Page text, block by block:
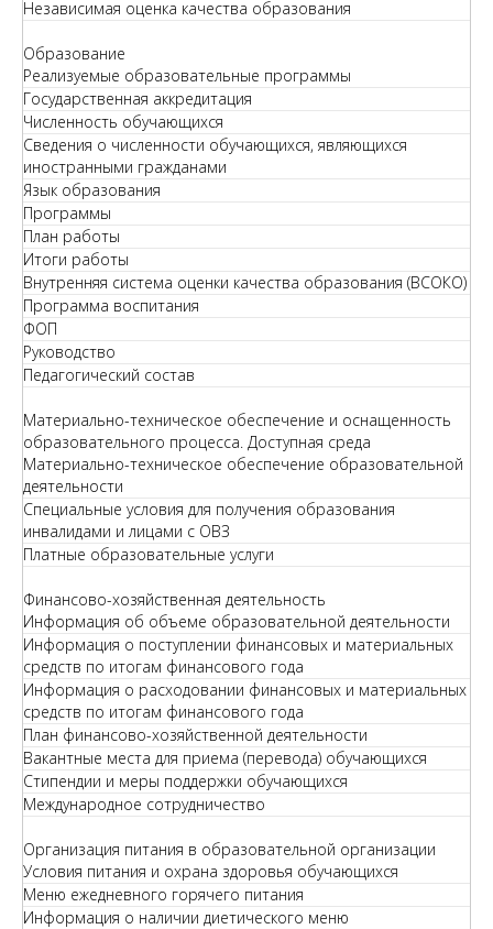
Независимая оценка качества образования
Образование
Реализуемые образовательные программы
Государственная аккредитация
Численность обучающихся
Сведения о численности обучающихся, являющихся
иностранными гражданами
Язык образования
Программы
План работы
Итоги работы
Внутренняя система оценки качества образования (ВСОКО)
Программа воспитания
ФОП
Руководство
Педагогический состав
Материально-техническое обеспечение и оснащенность
образовательного процесса. Доступная среда
Материально-техническое обеспечение образовательной
деятельности
Специальные условия для получения образования
инвалидами и лицами с ОВЗ
Платные образовательные услуги
Финансово-хозяйственная деятельность
Информация об объеме образовательной деятельности
Информация о поступлении финансовых и материальных
средств по итогам финансового года
Информация о расходовании финансовых и материальных
средств по итогам финансового года
План финансово-хозяйственной деятельности
Вакантные места для приема (перевода) обучающихся
Стипендии и меры поддержки обучающихся
Международное сотрудничество
Организация питания в образовательной организации
Условия питания и охрана здоровья обучающихся
Меню ежедневного горячего питания
Информация о наличии диетического меню